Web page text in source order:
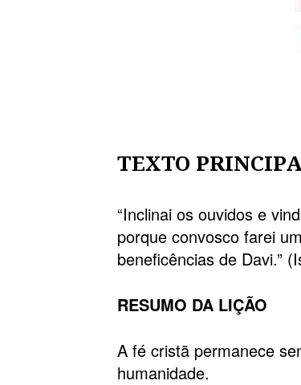
TEXTO
“Inclinai os ouvidos e
porque convosco farei
beneficências de Davi.”
RESUMO DA LIÇÃO
A fé cristã permanece
humanidade.